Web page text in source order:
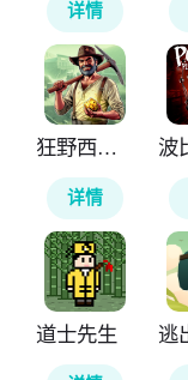
详情
狂野西部矿工
详情
道士先生